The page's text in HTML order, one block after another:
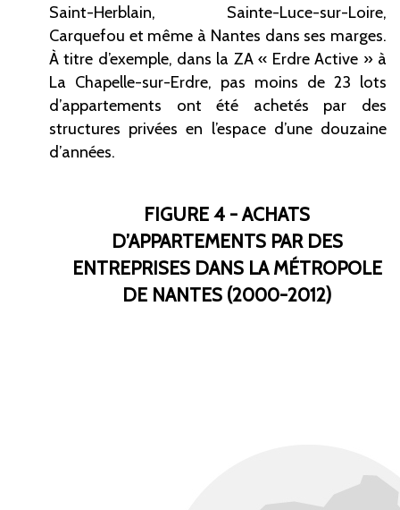
Saint-Herblain, Sainte-Luce-sur-Loire,
Carquefou et même à Nantes dans ses marges.
À titre d’exemple, dans la ZA « Erdre Active » à
La Chapelle-sur-Erdre, pas moins de 23 lots
d’appartements ont été achetés par des
structures privées en l’espace d’une douzaine
d’années.
FIGURE 4 - ACHATS
D’APPARTEMENTS PAR DES
ENTREPRISES DANS LA MÉTROPOLE
DE NANTES (2000-2012)